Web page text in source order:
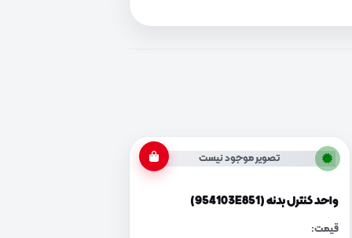
تصویر موجود نیست
واحد کنترل بدنه (954103E851)
قیمت: